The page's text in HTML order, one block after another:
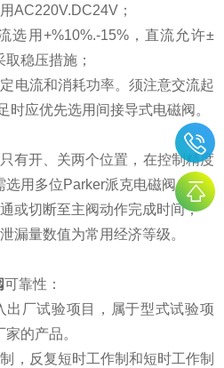
AC220V.DC24V；
选用+%10%.-15%，直流允许±
稳压措施；
电流和消耗功率。须注意交流起
时应优先选用间接导式电磁阀。
有开、关两个位置，在控制精度
用多位Parker派克电磁阀；
或切断至主阀动作完成时间；
漏量数值为常用经济等级。
可靠性：
出厂试验项目，属于型式试验项
的产品。
，反复短时工作制和短时工作制